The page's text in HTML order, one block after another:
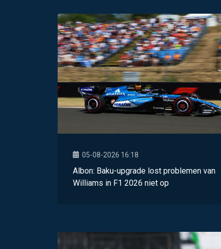
05-08-2026 16:18
Albon: Baku-upgrade lost problemen van
Williams in F1 2026 niet op